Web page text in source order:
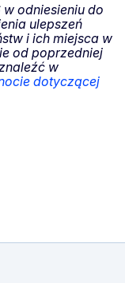
w odniesieniu do
ulepszeń
i ich miejsca w
od poprzedniej
w
dotyczącej